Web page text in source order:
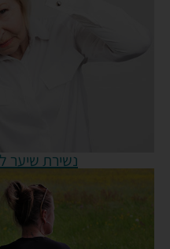
נשירת שיער